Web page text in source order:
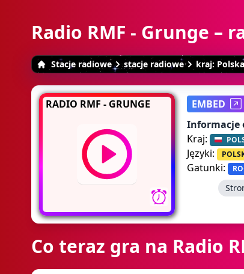
Radio RMF - Grunge
Stacje radiowe stacje radiowe kraj: Polska
RADIO RMF - GRUNGE
EMBED
Informacje
Kraj:
Języki:
Gatunki:
Co teraz gra na Radio